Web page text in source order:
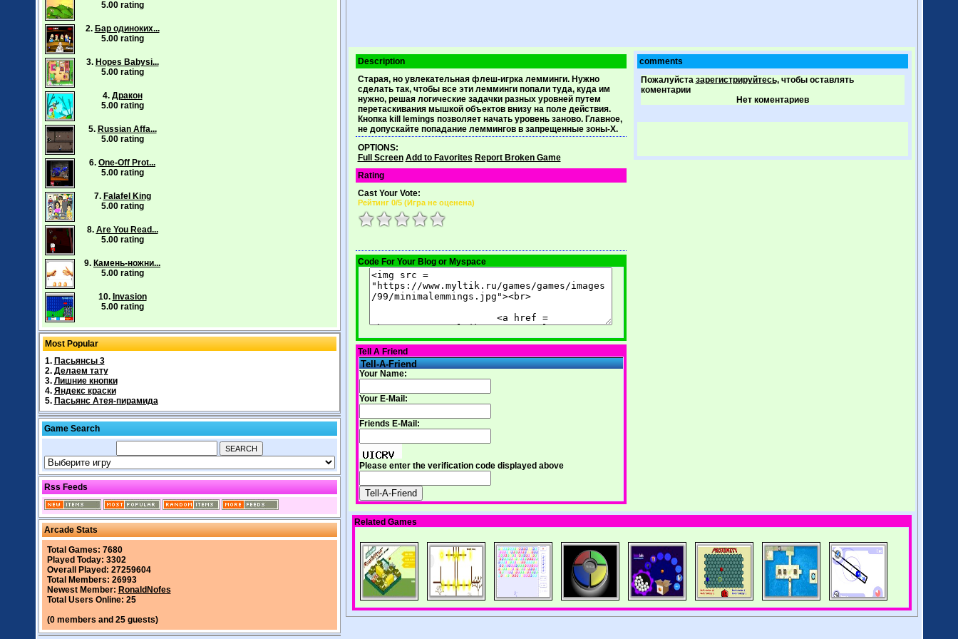
5.00 rating
2. Бар одиноких...
5.00 rating
3. Hopes Babysi...
5.00 rating
4. Дракон
5.00 rating
5. Russian Affa...
5.00 rating
6. One-Off Prot...
5.00 rating
7. Falafel King
5.00 rating
8. Are You Read...
5.00 rating
9. Камень-ножни...
5.00 rating
10. Invasion
5.00 rating
Most Popular
1. Пасьянсы 3
2. Делаем тату
3. Лишние кнопки
4. Яндекс краски
5. Пасьянс Атея-пирамида
Game Search
Rss Feeds
Arcade Stats
Total Games: 7680
Played Today: 3302
Overall Played: 27259604
Total Members: 26993
Newest Member: RonaldNofes
Total Users Online: 25
(0 members and 25 guests)
Description
Старая, но увлекательная флеш-игрка лемминги. Нужно
сделать так, чтобы все эти лемминги попали туда, куда им
нужно, решая логические задачки разных уровней путем
перетаскивания мышкой объектов внизу на поле действия.
Кнопка kill lemings позволяет начать уровень заново. Главное,
не допускайте попадание леммингов в запрещенные зоны-X.
OPTIONS:
Full Screen Add to Favorites Report Broken Game
Rating
Cast Your Vote:
Рейтинг 0/5 (Игра не оценена)
Code For Your Blog or Myspace
Tell A Friend
Tell-A-Friend
Your Name:
Your E-Mail:
Friends E-Mail:
Please enter the verification code displayed above
comments
Пожалуйста зарегистрируйтесь,чтобы оставлять
коментарии
Нет коментариев
Related Games